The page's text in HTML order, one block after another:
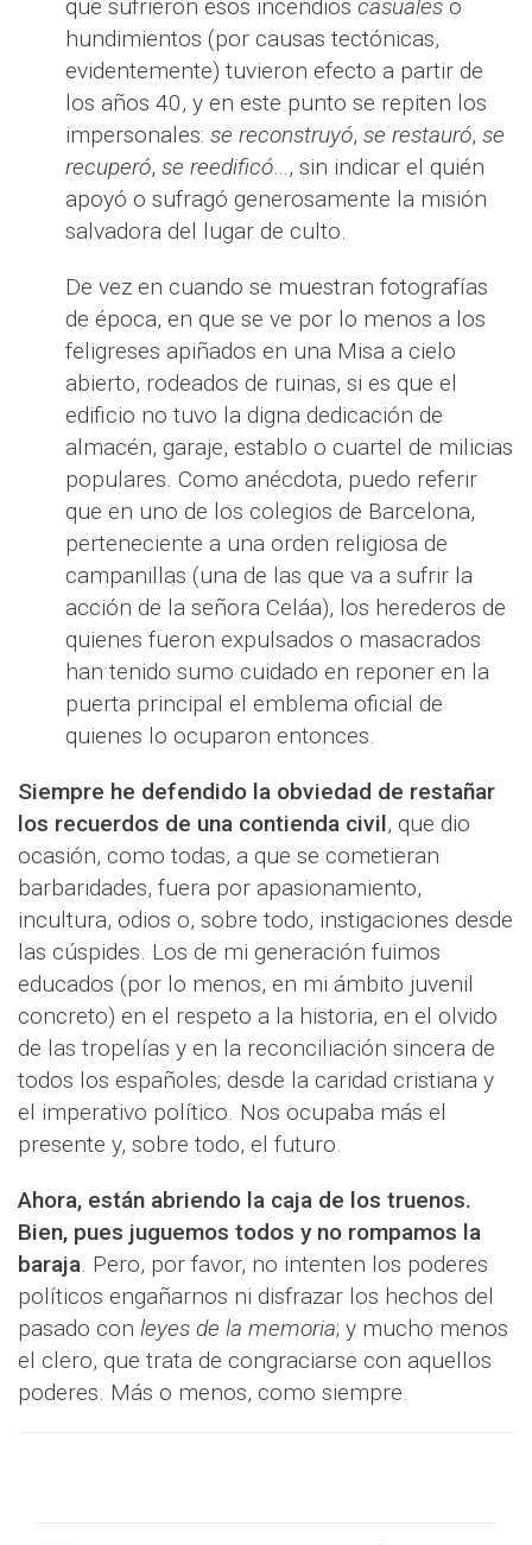
que sufrieron esos incendios casuales o
hundimientos (por causas tectónicas,
evidentemente) tuvieron efecto a partir de
los años 40, y en este punto se repiten los
impersonales: se reconstruyó, se restauró, se
recuperó, se reedificó…, sin indicar el quién
apoyó o sufragó generosamente la misión
salvadora del lugar de culto.
De vez en cuando se muestran fotografías
de época, en que se ve por lo menos a los
feligreses apiñados en una Misa a cielo
abierto, rodeados de ruinas, si es que el
edificio no tuvo la digna dedicación de
almacén, garaje, establo o cuartel de milicias
populares. Como anécdota, puedo referir
que en uno de los colegios de Barcelona,
perteneciente a una orden religiosa de
campanillas (una de las que va a sufrir la
acción de la señora Celáa), los herederos de
quienes fueron expulsados o masacrados
han tenido sumo cuidado en reponer en la
puerta principal el emblema oficial de
quienes lo ocuparon entonces.
Siempre he defendido la obviedad de restañar
los recuerdos de una contienda civil, que dio
ocasión, como todas, a que se cometieran
barbaridades, fuera por apasionamiento,
incultura, odios o, sobre todo, instigaciones desde
las cúspides. Los de mi generación fuimos
educados (por lo menos, en mi ámbito juvenil
concreto) en el respeto a la historia, en el olvido
de las tropelías y en la reconciliación sincera de
todos los españoles; desde la caridad cristiana y
el imperativo político. Nos ocupaba más el
presente y, sobre todo, el futuro.
Ahora, están abriendo la caja de los truenos.
Bien, pues juguemos todos y no rompamos la
baraja. Pero, por favor, no intenten los poderes
políticos engañarnos ni disfrazar los hechos del
pasado con leyes de la memoria; y mucho menos
el clero, que trata de congraciarse con aquellos
poderes. Más o menos, como siempre.